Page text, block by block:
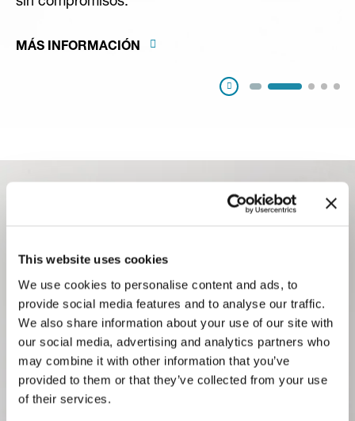
This website uses cookies
We use cookies to personalise content and ads, to
provide social media features and to analyse our traffic.
We also share information about your use of our site with
our social media, advertising and analytics partners who
may combine it with other information that you’ve
provided to them or that they’ve collected from your use
of their services.
MÁS INFORMACIÓN
Pausa
Con la adquisición de KWK, hemos
ampliado nuestra experiencia en cierres y
accesorios de dosificación farmacéuticos.
El resultado es una división Pharma que